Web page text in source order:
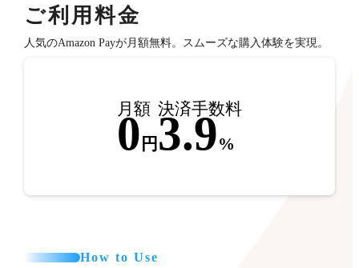
ご利用料金
人気のAmazon Payが月額無料。スムーズな購入体験を実現。
月額
0円
決済手数料
3.9%
How to Use